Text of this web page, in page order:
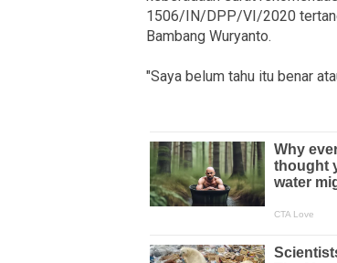
1506/IN/DPP/VI/2020
Bambang Wuryanto.
"Saya belum tahu itu benar